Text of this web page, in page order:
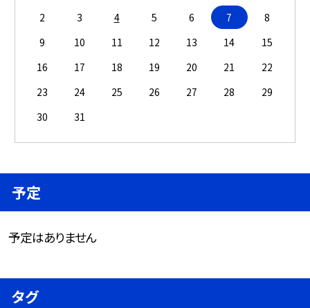
2
3 4 5 6 7
8
9
10 11 12 13 14
15
16
17 18 19 20 21
22
23
24 25 26 27 28
29
30
31
予定
予定はありません
タグ